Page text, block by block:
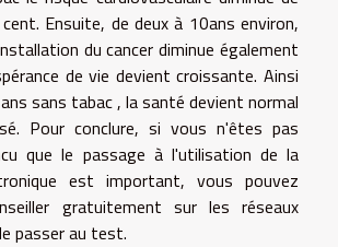
Ensuite, de deux à 10ans environ,
du cancer diminue également
de vie devient croissante. Ainsi
sans tabac , la santé devient normal
Pour conclure, si vous n'êtes pas
que le passage à l'utilisation de la
est important, vous pouvez
gratuitement sur les réseaux
passer au test.